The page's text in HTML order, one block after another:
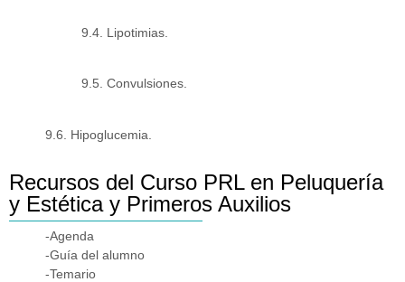
9.4. Lipotimias.
9.5. Convulsiones.
9.6. Hipoglucemia.
Recursos del Curso PRL en Peluquería
y Estética y Primeros Auxilios
-Agenda
-Guía del alumno
-Temario